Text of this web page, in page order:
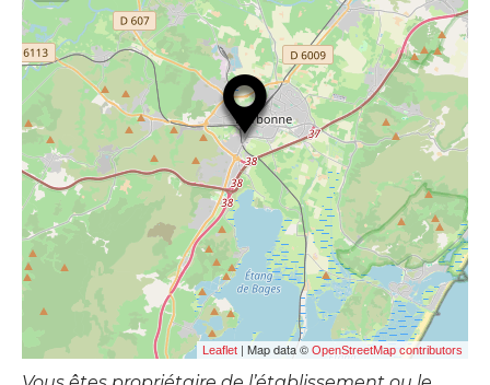
Leaflet | Map data © OpenStreetMap contributors